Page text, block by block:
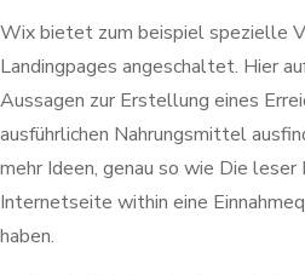
Wix bietet zum beispiel spezielle
Landingpages angeschaltet. Hier
Aussagen zur Erstellung eines
ausführlichen Nahrungsmittel
mehr Ideen, genau so wie Die
Internetseite within eine
haben.